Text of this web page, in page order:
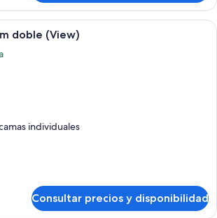
Ropa de cama de alta calidad,
doble (View)
individuales
Consultar precios y disponibilidad